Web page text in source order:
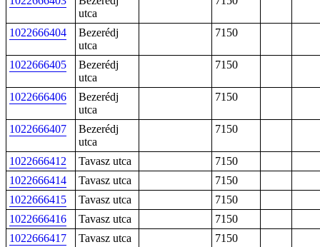
utca
1022666404
Bezerédj
utca
7150
1022666405
Bezerédj
utca
7150
1022666406
Bezerédj
utca
7150
1022666407
Bezerédj
utca
7150
1022666412 Tavasz utca
7150
1022666414
Tavasz utca
7150
1022666415
Tavasz utca
7150
1022666416
Tavasz utca
7150
1022666417
Tavasz utca
7150